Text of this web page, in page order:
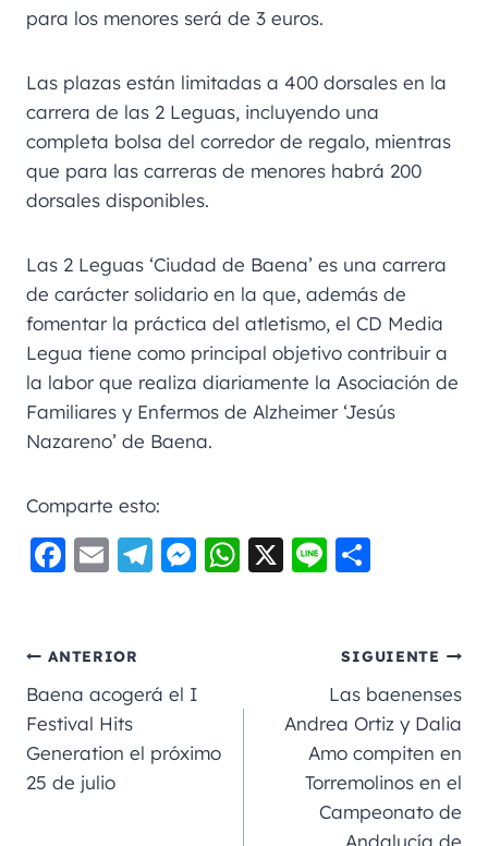
para los menores será de 3 euros.
Las plazas están limitadas a 400 dorsales en la
carrera de las 2 Leguas, incluyendo una
completa bolsa del corredor de regalo, mientras
que para las carreras de menores habrá 200
dorsales disponibles.
Las 2 Leguas ‘Ciudad de Baena’ es una carrera
de carácter solidario en la que, además de
fomentar la práctica del atletismo, el CD Media
Legua tiene como principal objetivo contribuir a
la labor que realiza diariamente la Asociación de
Familiares y Enfermos de Alzheimer ‘Jesús
Nazareno’ de Baena.
Comparte esto:
F
e
b
o
o
k
E
l
Te
m
M
n
er
W X
Li
p
a
rt
ir
ANTERIOR
Baena acogerá el I
Festival Hits
Generation el próximo
25 de julio
SIGUIENTE
Las baenenses
Andrea Ortiz y Dalia
Amo compiten en
Torremolinos en el
Campeonato de
Andalucía de